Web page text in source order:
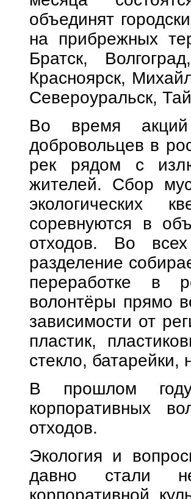
объединят
на прибрежных
Братск,
Красноярск,
Североуральск,
Во время
добровольцев в
рек рядом с
жителей. Сбор
экологических
соревнуются в
отходов. Во всех
разделение
переработке в
волонтёры прямо
зависимости от
пластик,
стекло,
В прошлом
корпоративных
отходов.
Экология и
давно стали
корпоративной